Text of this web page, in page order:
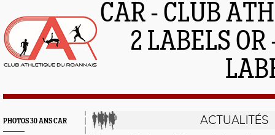
CAR - CLUB
2 LABELS
PHOTOS 30 ANS CAR ACTUALITÉS